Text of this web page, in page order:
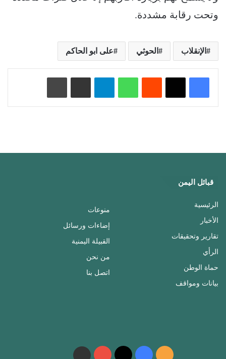
وتحت رقابة مشددة.
الإنقلاب الحوثي على ابو الحاكم
واتساب تيلقرام
قبائل اليمن
الرئيسية
الأخبار
تقارير وتحقيقات
الرأي
حماة الوطن
بيانات ومواقف
منوعات
إضاءات ورسائل
القبيلة اليمنية
من نحن
اتصل بنا
ملخص فيسبوك ‫X
‫YouTubeواتساب